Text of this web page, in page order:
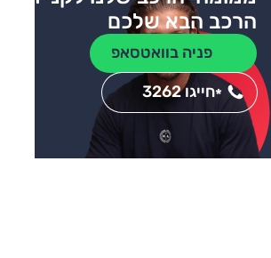
הרכב הבא שלכם
פניה בוואטסאפ
חייגו 3262*